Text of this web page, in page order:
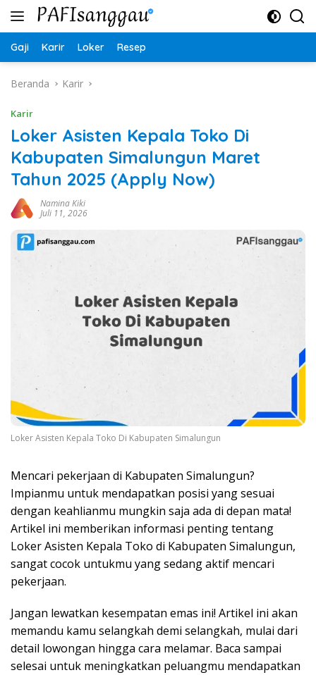
Langsung
Gaji Karir Loker Resep
Beranda Karir
Karir
Loker Asisten Kepala Toko Di
Kabupaten Simalungun Maret
Tahun 2025 (Apply Now)
Namina Kiki
Juli 11, 2026
Loker Asisten Kepala Toko Di Kabupaten Simalungun
Mencari pekerjaan di Kabupaten Simalungun?
Impianmu untuk mendapatkan posisi yang sesuai
dengan keahlianmu mungkin saja ada di depan mata!
Artikel ini memberikan informasi penting tentang
Loker Asisten Kepala Toko di Kabupaten Simalungun,
sangat cocok untukmu yang sedang aktif mencari
pekerjaan.
Jangan lewatkan kesempatan emas ini! Artikel ini akan
memandu kamu selangkah demi selangkah, mulai dari
detail lowongan hingga cara melamar. Baca sampai
selesai untuk meningkatkan peluangmu mendapatkan